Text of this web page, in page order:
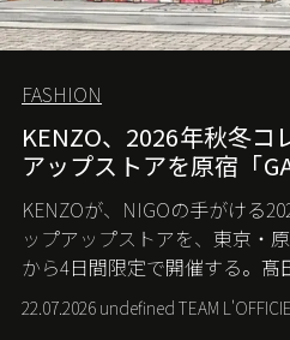
FASHION
KENZO、2026年秋冬コ
アップストアを原宿「
KENZOが、NIGOの手がける
ップアップストアを、東京・
から4日間限定で開催する。
た空間で、メゾンのヘリテー
コレクションを紹介。
22.07.2026 undefined TEAM